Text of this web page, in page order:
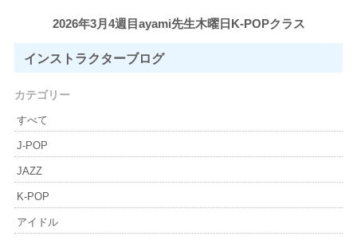
2026年3月4週目ayami先生木曜日K-POPクラス
インストラクターブログ
カテゴリー
すべて
J-POP
JAZZ
K-POP
アイドル